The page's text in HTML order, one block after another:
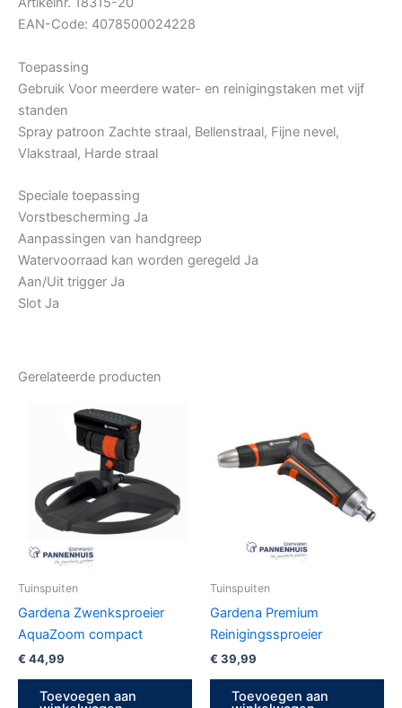
EAN-Code: 4078500024228
Toepassing
Gebruik Voor meerdere water- en reinigingstaken met vijf
standen
Spray patroon Zachte straal, Bellenstraal, Fijne nevel,
Vlakstraal, Harde straal
Speciale toepassing
Vorstbescherming Ja
Aanpassingen van handgreep
Watervoorraad kan worden geregeld Ja
Aan/Uit trigger Ja
Slot Ja
Gerelateerde producten
Tuinspuiten
Gardena Zwenksproeier
AquaZoom compact
€ 44,99
Toevoegen aan
Tuinspuiten
Gardena Premium
Reinigingssproeier
€ 39,99
Toevoegen aan